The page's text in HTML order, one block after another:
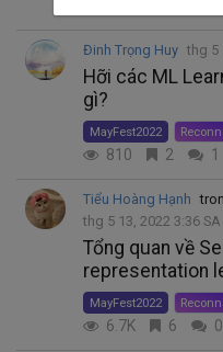
Đinh Trọng Huy thg 5
Hỡi các ML
gì?
MayFest2022
810 2 1
Tiểu Hoàng Hạnh
thg 5 13, 2022 3:36 SA
Tổng quan về
representation
MayFest2022
6.7K 6 0